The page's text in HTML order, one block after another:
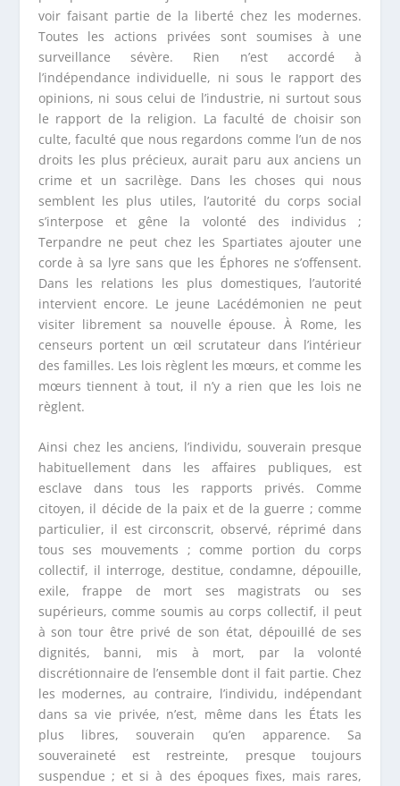
voir faisant partie de la liberté chez les modernes.
Toutes les actions privées sont soumises à une
surveillance sévère. Rien n’est accordé à
l’indépendance individuelle, ni sous le rapport des
opinions, ni sous celui de l’industrie, ni surtout sous
le rapport de la religion. La faculté de choisir son
culte, faculté que nous regardons comme l’un de nos
droits les plus précieux, aurait paru aux anciens un
crime et un sacrilège. Dans les choses qui nous
semblent les plus utiles, l’autorité du corps social
s’interpose et gêne la volonté des individus ;
Terpandre ne peut chez les Spartiates ajouter une
corde à sa lyre sans que les Éphores ne s’offensent.
Dans les relations les plus domestiques, l’autorité
intervient encore. Le jeune Lacédémonien ne peut
visiter librement sa nouvelle épouse. À Rome, les
censeurs portent un œil scrutateur dans l’intérieur
des familles. Les lois règlent les mœurs, et comme les
mœurs tiennent à tout, il n’y a rien que les lois ne
règlent.
Ainsi chez les anciens, l’individu, souverain presque
habituellement dans les affaires publiques, est
esclave dans tous les rapports privés. Comme
citoyen, il décide de la paix et de la guerre ; comme
particulier, il est circonscrit, observé, réprimé dans
tous ses mouvements ; comme portion du corps
collectif, il interroge, destitue, condamne, dépouille,
exile, frappe de mort ses magistrats ou ses
supérieurs, comme soumis au corps collectif, il peut
à son tour être privé de son état, dépouillé de ses
dignités, banni, mis à mort, par la volonté
discrétionnaire de l’ensemble dont il fait partie. Chez
les modernes, au contraire, l’individu, indépendant
dans sa vie privée, n’est, même dans les États les
plus libres, souverain qu’en apparence. Sa
souveraineté est restreinte, presque toujours
suspendue ; et si à des époques fixes, mais rares,